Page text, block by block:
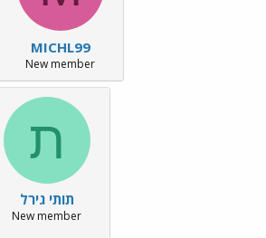
MICHL99
New member
ת
תותי גירל
New member